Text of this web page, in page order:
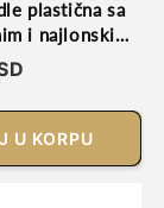
plastična sa
i najlonskim
U KORPU